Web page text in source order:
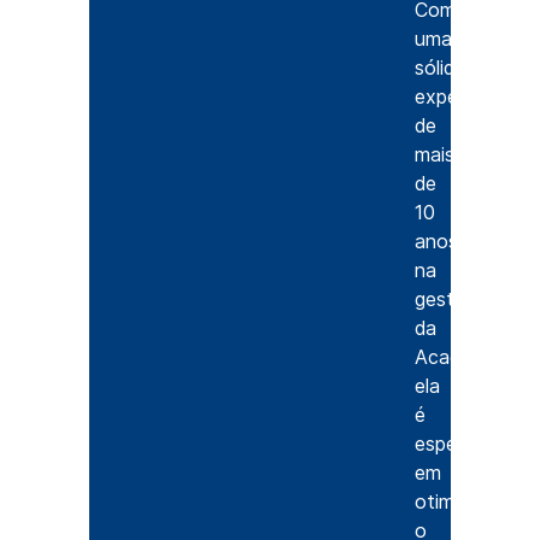
Com
uma
sólida
experiência
de
mais
de
10
anos
na
gestão
da
Acads,
ela
é
especialista
em
otimizar
o